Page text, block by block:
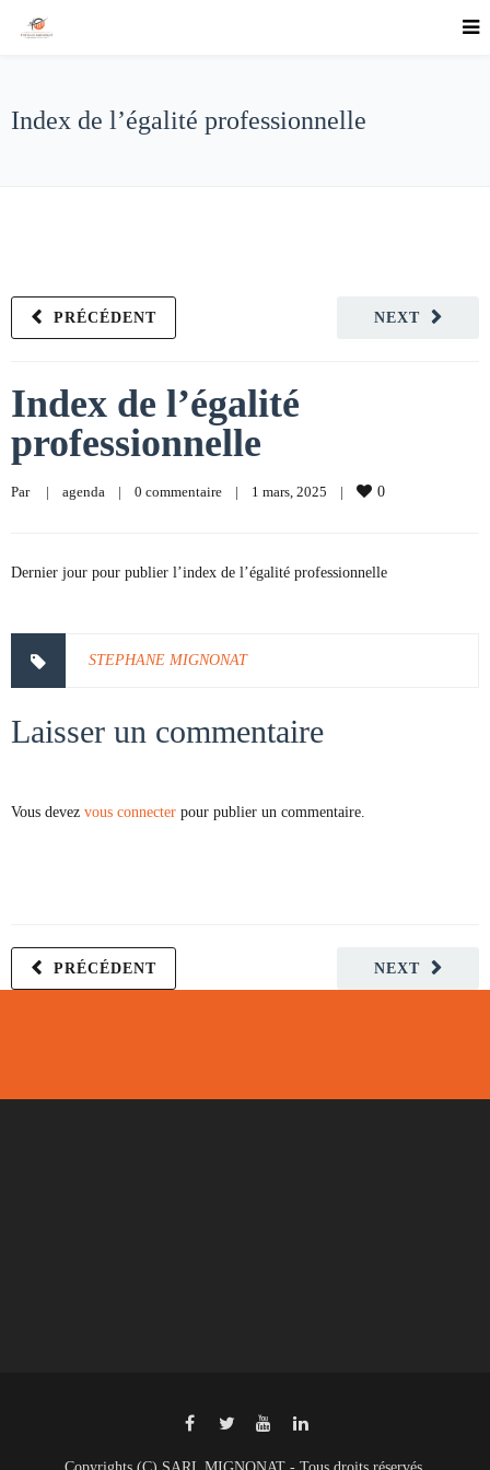
Index de l’égalité professionnelle
NEXT
PRÉCÉDENT
Index de l’égalité
professionnelle
Par | agenda | 0 commentaire | 1 mars, 2025 | 0
Dernier jour pour publier l’index de l’égalité professionnelle
STEPHANE MIGNONAT
Laisser un commentaire
Vous devez vous connecter pour publier un commentaire.
NEXT
PRÉCÉDENT